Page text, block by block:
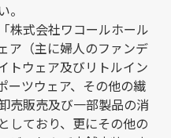
株式会社ワコールホール
ア（主に婦人のファンデ
トウェア及びリトルイン
ーツウェア、その他の繊
売販売及び一部製品の消
しており、更にその他の